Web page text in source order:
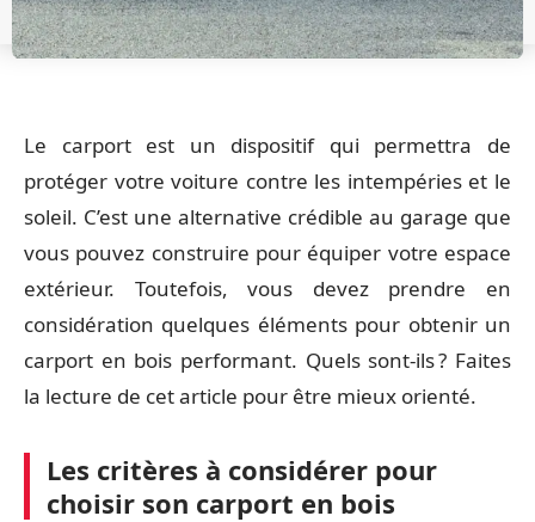
Le carport est un dispositif qui permettra de
protéger votre voiture contre les intempéries et le
soleil. C’est une alternative crédible au garage que
vous pouvez construire pour équiper votre espace
extérieur. Toutefois, vous devez prendre en
considération quelques éléments pour obtenir un
carport en bois performant. Quels sont-ils ? Faites
la lecture de cet article pour être mieux orienté.
Les critères à considérer pour
choisir son carport en bois